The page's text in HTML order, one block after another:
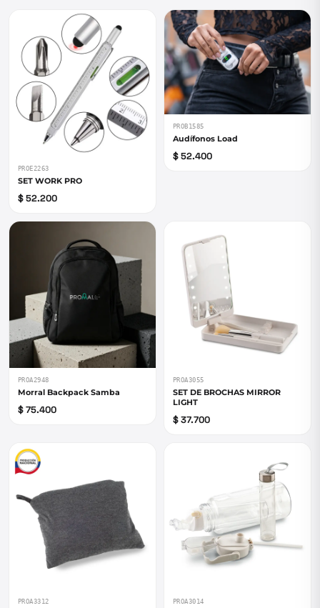
PROE2263
SET WORK PRO
$ 52.200
PROB1585
Audífonos Load
$ 52.400
PROA2948
Morral Backpack Samba
$ 75.400
PROA3055
SET DE BROCHAS MIRROR
LIGHT
$ 37.700
PROA3312 PROA3014